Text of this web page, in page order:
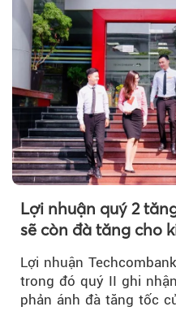
Lợi nhuận quý 2
sẽ còn đà tăng cho
Lợi nhuận
trong đó quý II ghi
phản ánh đà tăng tốc